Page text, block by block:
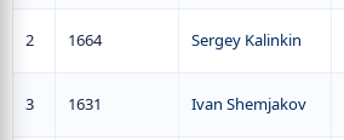
2 1664 Sergey Kalinkin
3 1631 Ivan Shemjakov